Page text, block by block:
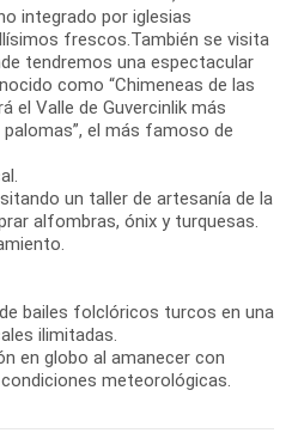
integrado por iglesias
frescos.También se visita
tendremos una espectacular
como “Chimeneas de las
el Valle de Guvercinlik más
el más famoso de
un taller de artesanía de la
alfombras, ónix y turquesas.
bailes folclóricos turcos en una
ilimitadas.
en globo al amanecer con
meteorológicas.